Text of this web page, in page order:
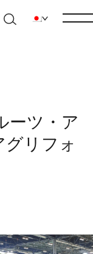
ーツ・ア
リフォ